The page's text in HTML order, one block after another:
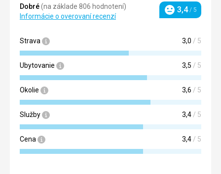
Dobré(na základe 806 hodnotení)
Informácie o overovaní recenzí
Hodnotenie
3,4/ 5
Strava 3,0 / 5
Ubytovanie 3,5 / 5
Okolie 3,6 / 5
Služby 3,4 / 5
Cena 3,4 / 5